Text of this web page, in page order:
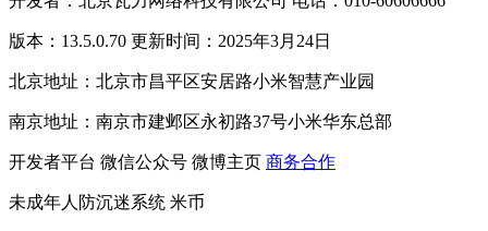
版本：13.5.0.70 更新时间：2025年3月24日
北京地址：北京市昌平区安居路小米智慧产业园
南京地址：南京市建邺区永初路37号小米华东总部
开发者平台 微信公众号 微博主页 商务合作
未成年人防沉迷系统 米币